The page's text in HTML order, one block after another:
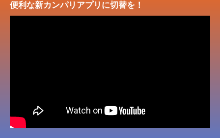
便利な新カンパリアプリに切替を！